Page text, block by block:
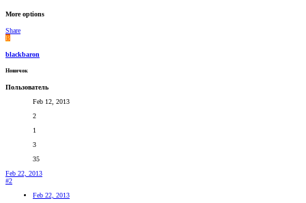
More options
Share
B
blackbaron
Новичок
Пользователь
Feb 12, 2013
2
1
3
35
Feb 22, 2013
#2
Feb 22, 2013